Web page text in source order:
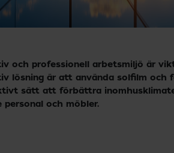
och professionell arbetsmiljö är
lösning är att använda solfilm och
sätt att förbättra
och möbler.